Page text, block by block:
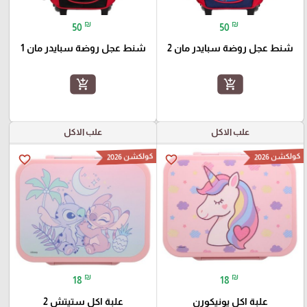
50 ₪
شنط عجل روضة سبايدر مان 2
add_shopping_cart
50 ₪
شنط عجل روضة سبايدر مان 1
add_shopping_cart
علب الاكل
favorite_border كولكشن 2026
18 ₪
علبة اكل يونيكورن
علب الاكل
favorite_border كولكشن 2026
18 ₪
علبة اكل ستيتش 2